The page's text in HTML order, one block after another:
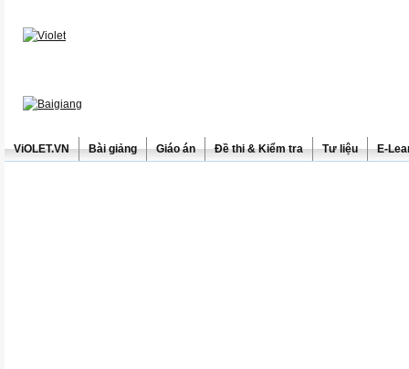
ViOLET.VN Bài giảng Giáo án Đề thi & Kiểm tra Tư liệu E-